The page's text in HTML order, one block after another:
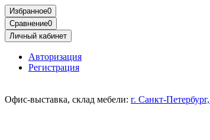
Избранное0
Сравнение0
Личный кабинет
Авторизация
Регистрация
Офис-выставка, склад мебели: г. Санкт-